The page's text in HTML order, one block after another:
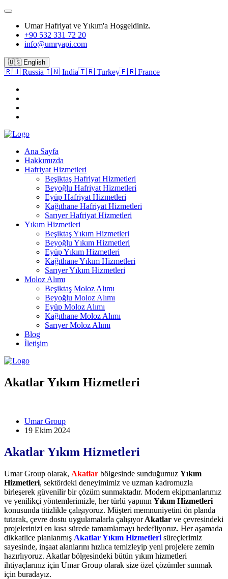
Umar Hafriyat ve Yıkım'a Hoşgeldiniz.
+90 532 331 72 20
info@umryapi.com
🇺🇸 English
🇷🇺 Russia🇮🇳 India🇹🇷 Turkey🇫🇷 France
Ana Sayfa
Hakkımızda
Hafriyat Hizmetleri
Beşiktaş Hafriyat Hizmetleri
Beyoğlu Hafriyat Hizmetleri
Eyüp Hafriyat Hizmetleri
Kağıthane Hafriyat Hizmetleri
Sarıyer Hafriyat Hizmetleri
Yıkım Hizmetleri
Beşiktaş Yıkım Hizmetleri
Beyoğlu Yıkım Hizmetleri
Eyüp Yıkım Hizmetleri
Kağıthane Yıkım Hizmetleri
Sarıyer Yıkım Hizmetleri
Moloz Alımı
Beşiktaş Moloz Alımı
Beyoğlu Moloz Alımı
Eyüp Moloz Alımı
Kağıthane Moloz Alımı
Sarıyer Moloz Alımı
Blog
İletişim
Akatlar Yıkım Hizmetleri
Umar Group
19 Ekim 2024
Akatlar Yıkım Hizmetleri
Umar Group olarak, Akatlar bölgesinde sunduğumuz Yıkım
Hizmetleri, sektördeki deneyimimiz ve uzman kadromuzla
birleşerek güvenilir bir çözüm sunmaktadır. Modern ekipmanlarımız
ve yenilikçi yöntemlerimizle, her türlü yapının Yıkım Hizmetleri
konusunda titizlikle çalışıyoruz. Müşteri memnuniyetini ön planda
tutarak, çevre dostu uygulamalarla çalışıyorAkatlar ve çevresindeki
projelerinizi en kısa sürede tamamlamayı hedefliyoruz. Her aşamada
dikkatlice planlanmış Akatlar Yıkım Hizmetleri süreçlerimiz
sayesinde, inşaat alanlarını hızlıca temizleyip yeni projelere zemin
hazırlıyoruz. Akatlar bölgesindeki bütün yıkım hizmetleri
ihtiyaçlarınız için Umar Group olarak size özel çözümler sunmak
için buradayız.